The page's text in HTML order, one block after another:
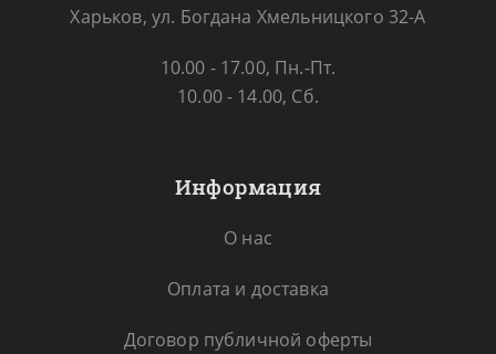
Харьков, ул. Богдана Хмельницкого 32-А
10.00 - 17.00, Пн.-Пт.
10.00 - 14.00, Сб.
Информация
О нас
Оплата и доставка
Договор публичной оферты